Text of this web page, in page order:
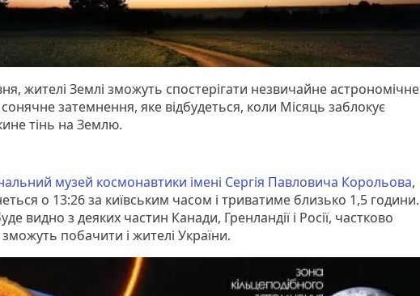
жителі Землі зможуть спостерігати незвичайне астрономічне
затемнення, яке відбудеться, коли Місяць заблокує
тінь на Землю.
музей космонавтики імені Сергія Павловича Корольова,
о 13:26 за київським часом і триватиме близько 1,5 години.
видно з деяких частин Канади, Гренландії і Росії, частково
побачити і жителі України.